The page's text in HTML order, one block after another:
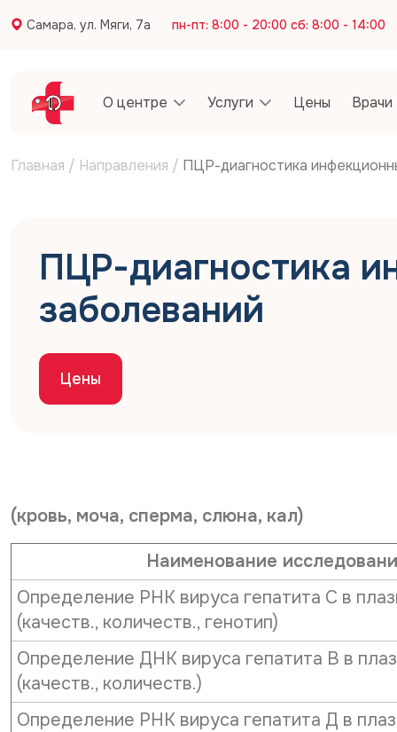
Самара, ул. Мяги, 7а пн-пт: 8:00 - 20:00 сб: 8:00 - 14:00
О центре Услуги Цены Врачи
Главная / Направления / ПЦР-диагностика
ПЦР-диагностика
заболеваний
Цены
(кровь, моча, сперма, слюна, кал)
Наименование
Определение РНК вируса гепатита С в
(качеств., количеств., генотип)
Определение ДНК вируса гепатита В в
(качеств., количеств.)
Определение РНК вируса гепатита Д в